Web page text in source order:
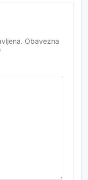
Obavezna